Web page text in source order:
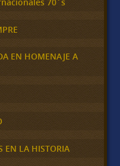
EN HOMENAJE A
EN LA HISTORIA